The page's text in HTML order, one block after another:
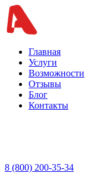
Главная
Услуги
Возможности
Отзывы
Блог
Контакты
8 (800) 200-35-34